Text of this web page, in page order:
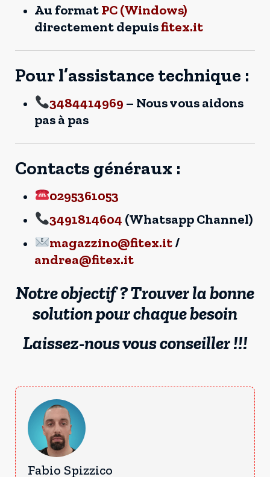
Au formatPC (Windows)
directement depuisfitex.it
Pour l’assistance technique :
3484414969 – Nous vous aidons
pas à pas
Contacts généraux :
0295361053
3491814604 (Whatsapp Channel)
magazzino@fitex.it/
andrea@fitex.it
Notre objectif ? Trouver la bonne
solution pour chaque besoin
Laissez-nous vous conseiller !!!
Fabio Spizzico